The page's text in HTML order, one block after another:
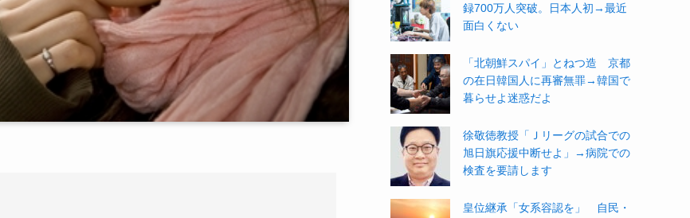
録700万人突破。日本人初→最近
面白くない
「北朝鮮スパイ」とねつ造 京都
の在日韓国人に再審無罪→韓国で
暮らせよ迷惑だよ
徐敬徳教授「Ｊリーグの試合での
旭日旗応援中断せよ」→病院での
検査を要請します
皇位継承「女系容認を」 自民・